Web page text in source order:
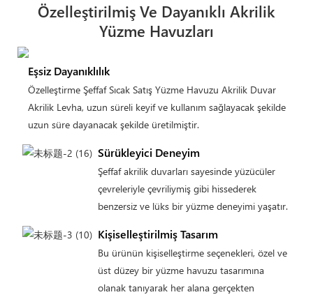
Özelleştirilmiş Ve Dayanıklı Akrilik
Yüzme Havuzları
Eşsiz Dayanıklılık
Özelleştirme Şeffaf Sıcak Satış Yüzme Havuzu Akrilik Duvar
Akrilik Levha, uzun süreli keyif ve kullanım sağlayacak şekilde
uzun süre dayanacak şekilde üretilmiştir.
Sürükleyici Deneyim
Şeffaf akrilik duvarları sayesinde yüzücüler
çevreleriyle çevriliymiş gibi hissederek
benzersiz ve lüks bir yüzme deneyimi yaşatır.
Kişiselleştirilmiş Tasarım
Bu ürünün kişiselleştirme seçenekleri, özel ve
üst düzey bir yüzme havuzu tasarımına
olanak tanıyarak her alana gerçekten